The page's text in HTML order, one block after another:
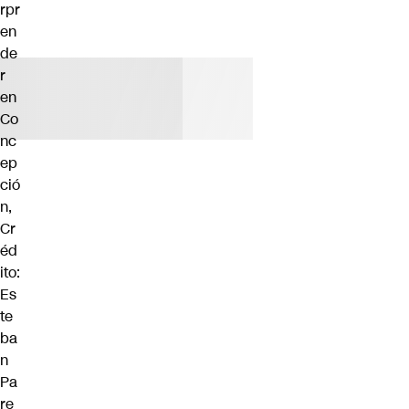
rpr
en
de
r
en
Co
nc
ep
ció
n,
Cr
éd
ito:
Es
te
ba
n
Pa
re